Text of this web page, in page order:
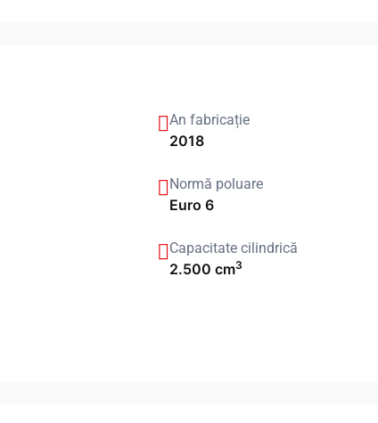
An fabricație
2018
Normă poluare
Euro 6
Capacitate cilindrică
2.500 cm3